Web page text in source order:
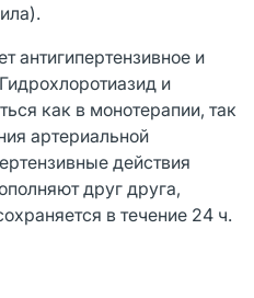
антигипертензивное и
и
как в монотерапии, так
артериальной
действия
друг друга,
в течение 24 ч.